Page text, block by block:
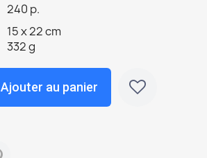
240 p.
15 x 22 cm
332 g
Ajouter au panier